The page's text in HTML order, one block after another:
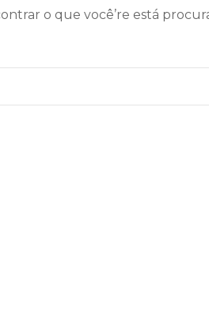
o que você’re está